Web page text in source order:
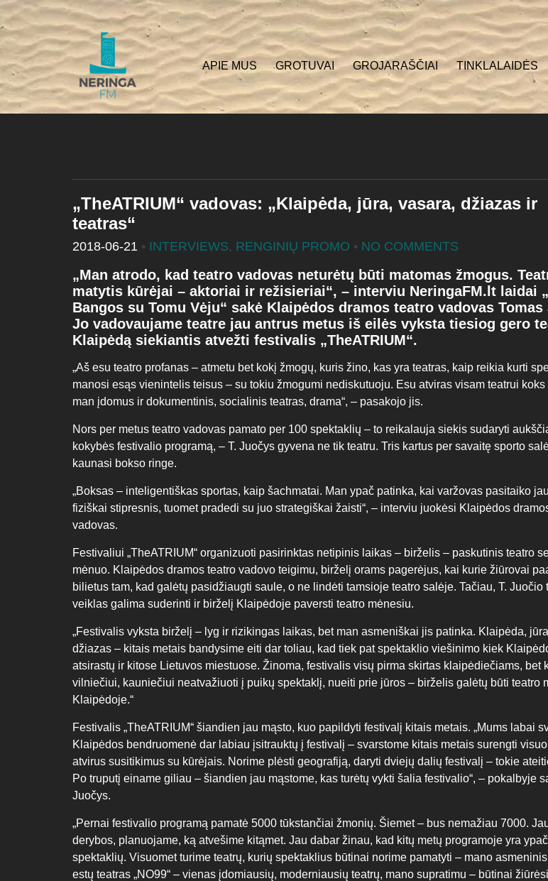
APIE MUS GROTUVAI GROJARAŠČIAI TINKLALAIDĖS
„TheATRIUM“ vadovas: „Klaipėda, jūra, vasara, džiazas ir
teatras“
2018-06-21 • INTERVIEWS, RENGINIŲ PROMO • NO COMMENTS
„Man atrodo, kad teatro vadovas neturėtų būti matomas žmogus.
matytis kūrėjai – aktoriai ir režisieriai“, – interviu NeringaFM.lt laidai
Bangos su Tomu Vėju“ sakė Klaipėdos dramos teatro vadovas Tomas
Jo vadovaujame teatre jau antrus metus iš eilės vyksta tiesiog gero
Klaipėdą siekiantis atvežti festivalis „TheATRIUM“.
„Aš esu teatro profanas – atmetu bet kokį žmogų, kuris žino, kas yra teatras, kaip reikia kurti
manosi esąs vienintelis teisus – su tokiu žmogumi nediskutuoju. Esu atviras visam teatrui koks
man įdomus ir dokumentinis, socialinis teatras, drama“, – pasakojo jis.
Nors per metus teatro vadovas pamato per 100 spektaklių – to reikalauja siekis sudaryti
kokybės festivalio programą, – T. Juočys gyvena ne tik teatru. Tris kartus per savaitę sporto
kaunasi bokso ringe.
„Boksas – inteligentiškas sportas, kaip šachmatai. Man ypač patinka, kai varžovas pasitaiko
fiziškai stipresnis, tuomet pradedi su juo strategiškai žaisti“, – interviu juokėsi Klaipėdos
vadovas.
Festivaliui „TheATRIUM“ organizuoti pasirinktas netipinis laikas – birželis – paskutinis teatro
mėnuo. Klaipėdos dramos teatro vadovo teigimu, birželį orams pagerėjus, kai kurie žiūrovai
bilietus tam, kad galėtų pasidžiaugti saule, o ne lindėti tamsioje teatro salėje. Tačiau, T. Juočio
veiklas galima suderinti ir birželį Klaipėdoje paversti teatro mėnesiu.
„Festivalis vyksta birželį – lyg ir rizikingas laikas, bet man asmeniškai jis patinka. Klaipėda,
džiazas – kitais metais bandysime eiti dar toliau, kad tiek pat spektaklio viešinimo kiek
atsirastų ir kitose Lietuvos miestuose. Žinoma, festivalis visų pirma skirtas klaipėdiečiams, bet
vilniečiui, kauniečiui neatvažiuoti į puikų spektaklį, nueiti prie jūros – birželis galėtų būti teatro
Klaipėdoje.“
Festivalis „TheATRIUM“ šiandien jau mąsto, kuo papildyti festivalį kitais metais. „Mums labai
Klaipėdos bendruomenė dar labiau įsitrauktų į festivalį – svarstome kitais metais surengti
atvirus susitikimus su kūrėjais. Norime plėsti geografiją, daryti dviejų dalių festivalį – tokie
Po truputį einame giliau – šiandien jau mąstome, kas turėtų vykti šalia festivalio“, – pokalbyje
Juočys.
„Pernai festivalio programą pamatė 5000 tūkstančiai žmonių. Šiemet – bus nemažiau 7000.
derybos, planuojame, ką atvešime kitąmet. Jau dabar žinau, kad kitų metų programoje yra
spektaklių. Visuomet turime teatrų, kurių spektaklius būtinai norime pamatyti – mano
estų teatras „NO99“ – vienas įdomiausių, moderniausių teatrų, mano supratimu – būtinai